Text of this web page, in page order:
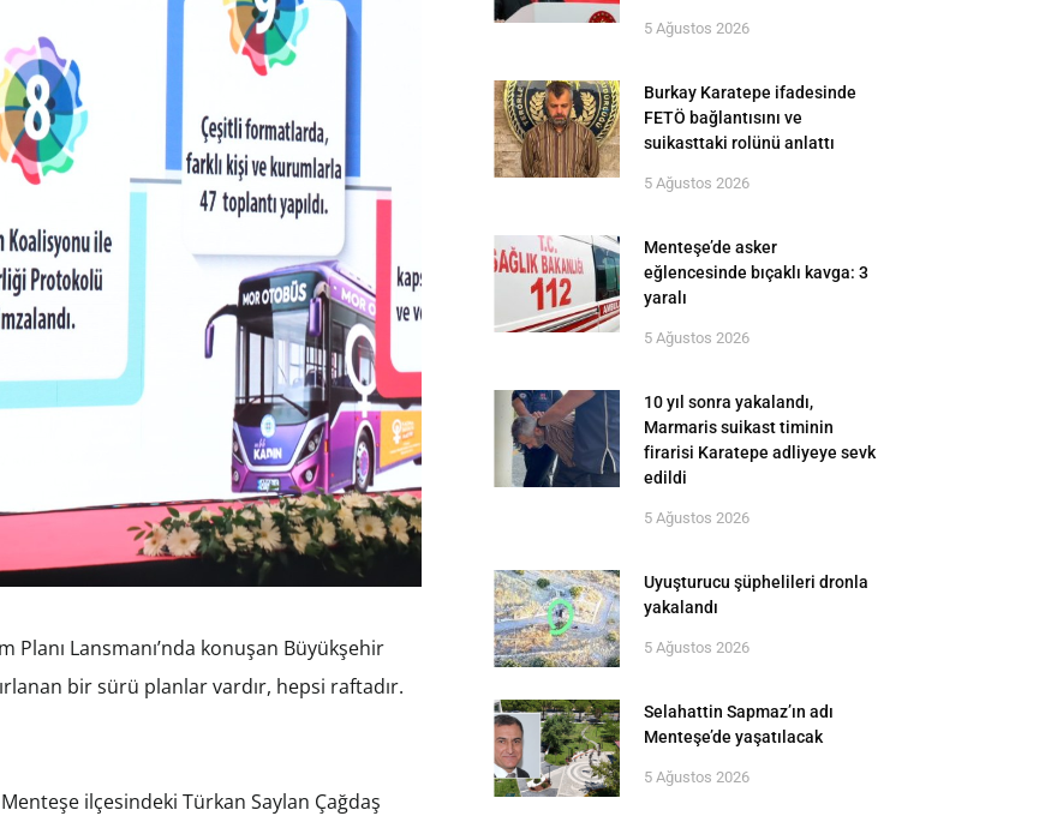
Planı Lansmanı’nda konuşan Büyükşehir
bir sürü planlar vardır, hepsi raftadır.
ilçesindeki Türkan Saylan Çağdaş
5 Ağustos 2026
Burkay Karatepe ifadesinde
FETÖ bağlantısını ve
suikasttaki rolünü anlattı
5 Ağustos 2026
Menteşe’de asker
eğlencesinde bıçaklı kavga: 3
yaralı
5 Ağustos 2026
10 yıl sonra yakalandı,
Marmaris suikast timinin
firarisi Karatepe adliyeye sevk
edildi
5 Ağustos 2026
Uyuşturucu şüphelileri dronla
yakalandı
5 Ağustos 2026
Selahattin Sapmaz’ın adı
Menteşe’de yaşatılacak
5 Ağustos 2026